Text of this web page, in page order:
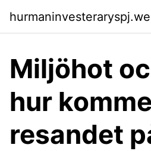
Miljöhot
hur
resandet